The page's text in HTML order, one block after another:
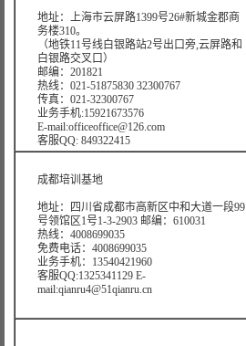
地址：上海市云屏路1399号26#新城金郡商
务楼310。
（地铁11号线白银路站2号出口旁,云屏路和
白银路交叉口）
邮编：201821
热线：021-51875830 32300767
传真：021-32300767
业务手机:15921673576
E-mail:officeoffice@126.com
客服QQ: 849322415
成都培训基地
地址：四川省成都市高新区中和大道一段99
号领馆区1号1-3-2903 邮编：610031
热线：4008699035
免费电话：4008699035
业务手机：13540421960
客服QQ:1325341129 E-
mail:qianru4@51qianru.cn